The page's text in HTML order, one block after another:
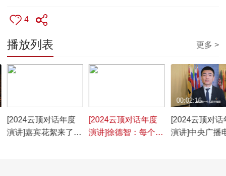
4
播放列表 更多 >
[2024云顶对话年度
演讲]嘉宾花絮来了！
[2024云顶对话年度
演讲]徐德智：每个人
[2024云顶对话
演讲]中央广播
00:02:16